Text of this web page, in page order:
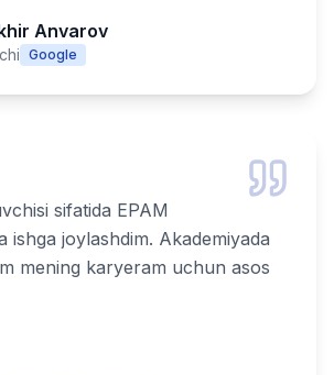
Anvarov
Google
sifatida EPAM
ishga joylashdim. Akademiyada
mening karyeram uchun asos